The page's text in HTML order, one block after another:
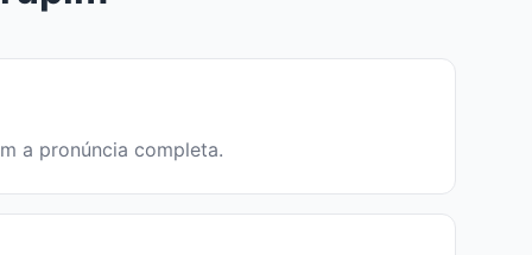
a pronúncia completa.